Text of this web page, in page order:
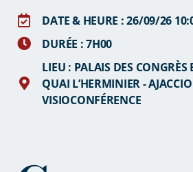
DATE & HEURE : 26/09/26
DURÉE : 7H00
LIEU : PALAIS DES CONGRÈS
QUAI L’HERMINIER -
VISIOCONFÉRENCE